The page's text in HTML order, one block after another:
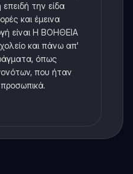
την είδα
και έμεινα
είναι Η ΒΟΗΘΕΙΑ
και πάνω απ'
όπως
που ήταν